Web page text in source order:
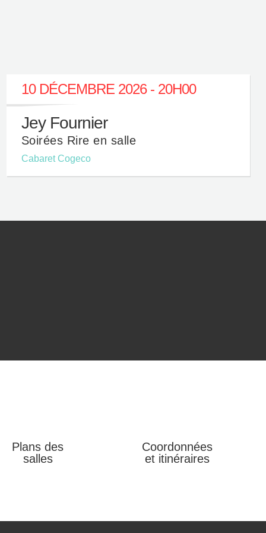
10 DÉCEMBRE 2026 - 20H00
Jey Fournier
Soirées Rire en salle
Cabaret Cogeco
Plans des
salles
Coordonnées
et itinéraires